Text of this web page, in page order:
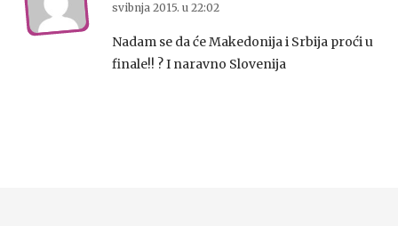
svibnja 2015. u 22:02
Nadam se da će Makedonija i Srbija proći u
finale!! ? I naravno Slovenija